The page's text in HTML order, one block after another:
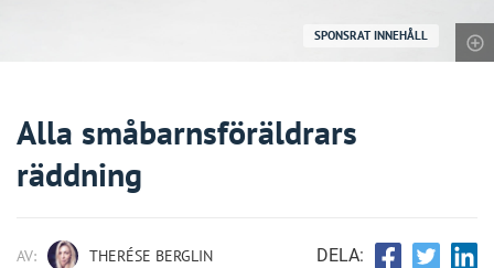
SPONSRAT INNEHÅLL
Alla småbarnsföräldrars
räddning
AV: THERÉSE BERGLIN DELA: